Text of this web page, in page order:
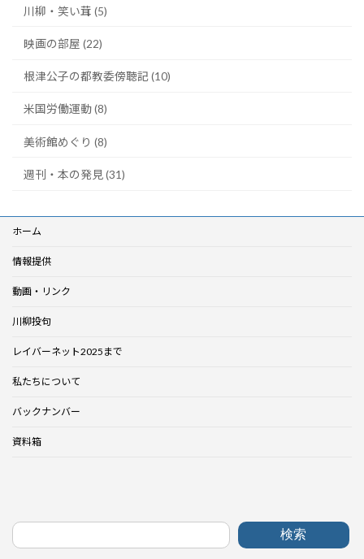
川柳・笑い茸 (5)
映画の部屋 (22)
根津公子の都教委傍聴記 (10)
米国労働運動 (8)
美術館めぐり (8)
週刊・本の発見 (31)
ホーム
情報提供
動画・リンク
川柳投句
レイバーネット2025まで
私たちについて
バックナンバー
資料箱
検索